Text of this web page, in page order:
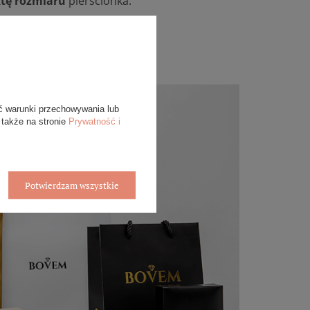
warunki przechowywania lub
na stronie Prywatność i
Potwierdzam wszystkie